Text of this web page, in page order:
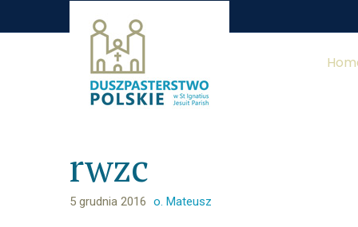
rwzc
5 grudnia 2016 o. Mateusz